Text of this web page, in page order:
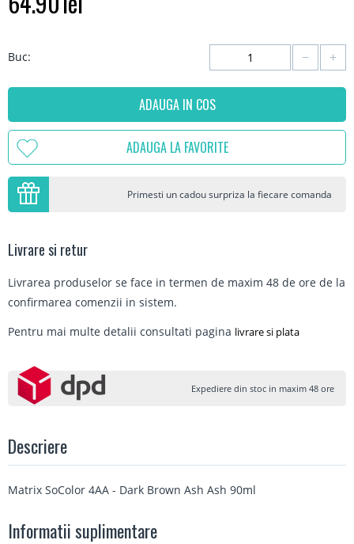
Buc: +
−
ADAUGA IN COS
ADAUGA LA FAVORITE
Primesti un cadou surpriza la fiecare comanda
Livrare si retur
Livrarea produselor se face in termen de maxim 48 de ore de la
confirmarea comenzii in sistem.
Pentru mai multe detalii consultati pagina livrare si plata
Expediere din stoc in maxim 48 ore
Descriere
Matrix SoColor 4AA - Dark Brown Ash Ash 90ml
Informatii suplimentare